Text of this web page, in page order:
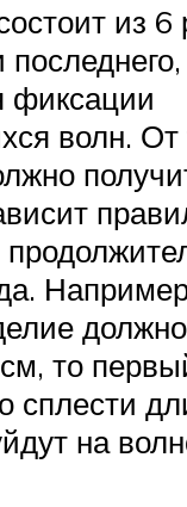
из 6
фиксации
волн. От
то
сплести
на